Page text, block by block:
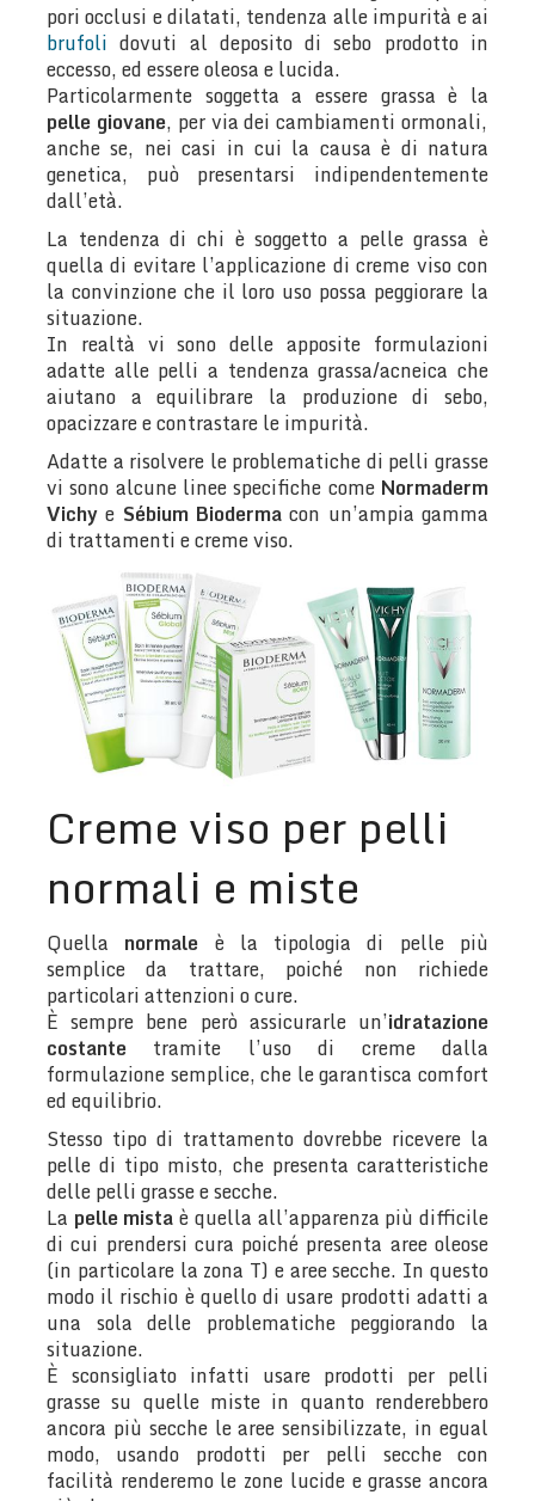
pori occlusi e dilatati, tendenza alle impurità e ai
brufoli dovuti al deposito di sebo prodotto in
eccesso, ed essere oleosa e lucida.
Particolarmente soggetta a essere grassa è la
pelle giovane, per via dei cambiamenti ormonali,
anche se, nei casi in cui la causa è di natura
genetica, può presentarsi indipendentemente
dall’età.
La tendenza di chi è soggetto a pelle grassa è
quella di evitare l’applicazione di creme viso con
la convinzione che il loro uso possa peggiorare la
situazione.
In realtà vi sono delle apposite formulazioni
adatte alle pelli a tendenza grassa/acneica che
aiutano a equilibrare la produzione di sebo,
opacizzare e contrastare le impurità.
Adatte a risolvere le problematiche di pelli grasse
vi sono alcune linee specifiche come Normaderm
Vichye Sébium Biodermacon un’ampia gamma
di trattamenti e creme viso.
Creme viso per pelli
normali e miste
Quella normale è la tipologia di pelle più
semplice da trattare, poiché non richiede
particolari attenzioni o cure.
È sempre bene però assicurarle un’idratazione
costantetramite l’uso di creme dalla
formulazione semplice, che le garantisca comfort
ed equilibrio.
Stesso tipo di trattamento dovrebbe ricevere la
pelle di tipo misto, che presenta caratteristiche
delle pelli grasse e secche.
La pelle mistaè quella all’apparenza più difficile
di cui prendersi cura poiché presenta aree oleose
(in particolare la zona T) e aree secche. In questo
modo il rischio è quello di usare prodotti adatti a
una sola delle problematiche peggiorando la
situazione.
È sconsigliato infatti usare prodotti per pelli
grasse su quelle miste in quanto renderebbero
ancora più secche le aree sensibilizzate, in egual
modo, usando prodotti per pelli secche con
facilità renderemo le zone lucide e grasse ancora